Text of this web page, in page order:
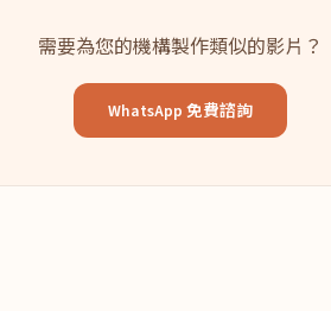
需要為您的機構製作類似的影片？
WhatsApp 免費諮詢